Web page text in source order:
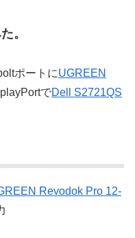
。
ポートにUGREEN
でDell S2721QS
Revodok Pro 12-